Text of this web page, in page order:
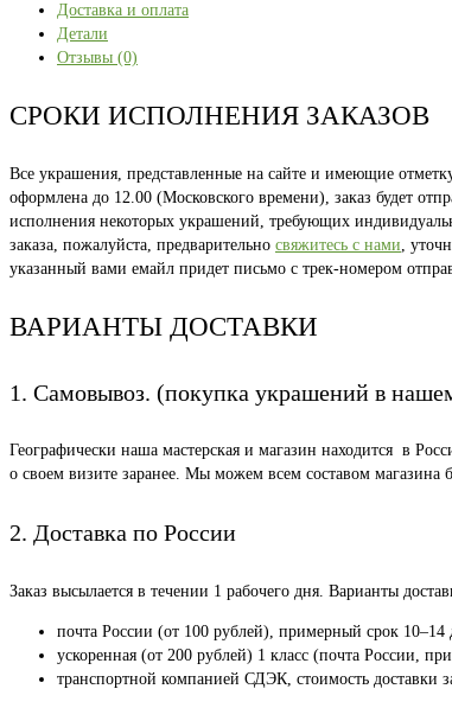
"Таёжный
Урал"
Доставка и оплата
Детали
Отзывы (0)
СРОКИ ИСПОЛНЕНИЯ ЗАКАЗОВ
Все украшения, представленные на сайте и имеющие
оформлена до 12.00 (Московского времени), заказ будет
исполнения некоторых украшений, требующих
заказа, пожалуйста, предварительно свяжитесь с нами,
указанный вами емайл придет письмо с трек-номером
ВАРИАНТЫ ДОСТАВКИ
1. Самовывоз. (покупка украшений в
Географически наша мастерская и магазин находится в
о своем визите заранее. Мы можем всем составом
2. Доставка по России
Заказ высылается в течении 1 рабочего дня. Варианты
почта России (от 100 рублей), примерный срок 10–14
ускоренная (от 200 рублей) 1 класс (почта России,
транспортной компанией СДЭК, стоимость доставки